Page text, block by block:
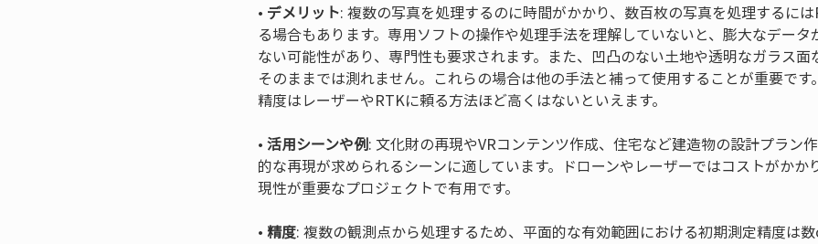
• デメリット: 複数の写真を処理するのに時間がかかり、数百枚の写真を処理するに
る場合もあります。専用ソフトの操作や処理手法を理解していないと、膨大なデータ
ない可能性があり、専門性も要求されます。また、凹凸のない土地や透明なガラス面
そのままでは測れません。これらの場合は他の手法と補って使用することが重要で
• 活用シーンや例: 文化財の再現やVRコンテンツ作成、住宅など建造物の設計プラン
的な再現が求められるシーンに適しています。ドローンやレーザーではコストがか
• 精度: 複数の観測点から処理するため、平面的な有効範囲における初期測定精度は